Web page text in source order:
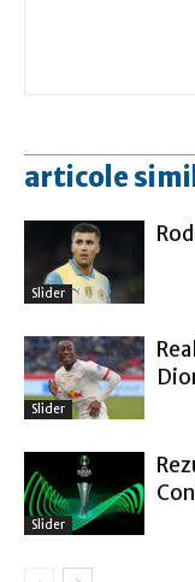
articole
Slider
Slider
Slider